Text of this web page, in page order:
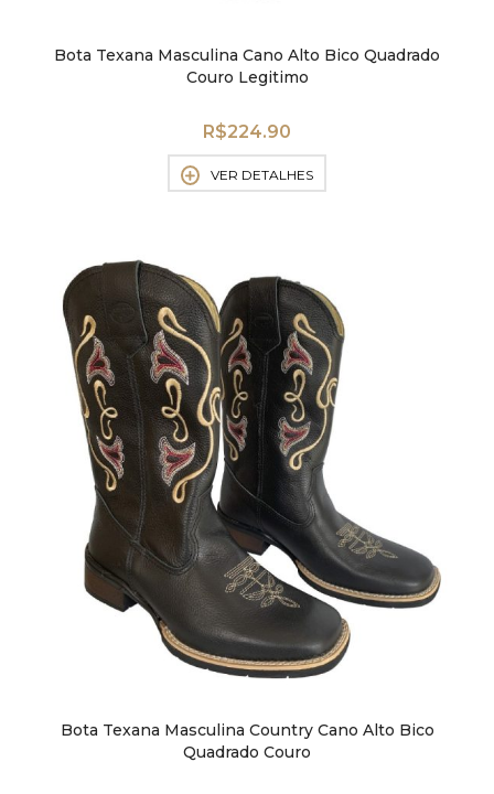
Bota Texana Masculina Cano Alto Bico Quadrado
Couro Legitimo
R$224.90
VER DETALHES
Bota Texana Masculina Country Cano Alto Bico
Quadrado Couro